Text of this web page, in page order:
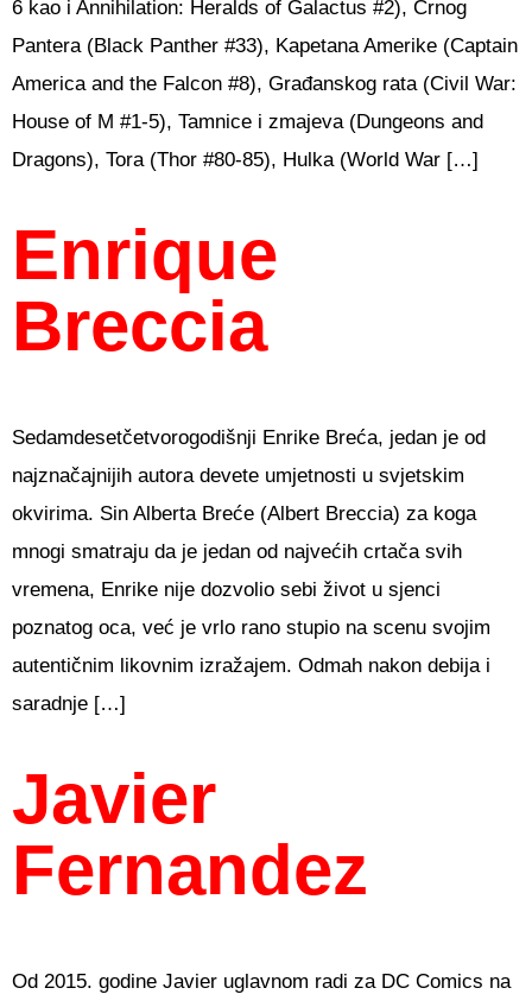
6 kao i Annihilation: Heralds of Galactus #2), Crnog
Pantera (Black Panther #33), Kapetana Amerike (Captain
America and the Falcon #8), Građanskog rata (Civil War:
House of M #1-5), Tamnice i zmajeva (Dungeons and
Dragons), Tora (Thor #80-85), Hulka (World War […]
Enrique
Breccia
Sedamdesetčetvorogodišnji Enrike Breća, jedan je od
najznačajnijih autora devete umjetnosti u svjetskim
okvirima. Sin Alberta Breće (Albert Breccia) za koga
mnogi smatraju da je jedan od najvećih crtača svih
vremena, Enrike nije dozvolio sebi život u sjenci
poznatog oca, već je vrlo rano stupio na scenu svojim
autentičnim likovnim izražajem. Odmah nakon debija i
saradnje […]
Javier
Fernandez
Od 2015. godine Javier uglavnom radi za DC Comics na